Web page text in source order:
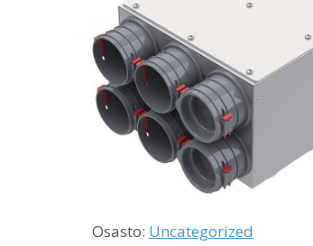
Osasto: Uncategorized